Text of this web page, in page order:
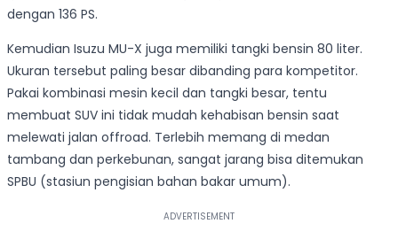
dengan 136 PS.
Kemudian Isuzu MU-X juga memiliki tangki bensin 80 liter.
Ukuran tersebut paling besar dibanding para kompetitor.
Pakai kombinasi mesin kecil dan tangki besar, tentu
membuat SUV ini tidak mudah kehabisan bensin saat
melewati jalan offroad. Terlebih memang di medan
tambang dan perkebunan, sangat jarang bisa ditemukan
SPBU (stasiun pengisian bahan bakar umum).